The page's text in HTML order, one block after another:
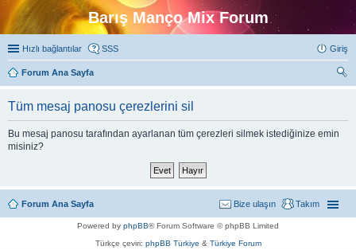
Barış Manço Mix Forum
Hızlı bağlantılar SSS Giriş
Forum Ana Sayfa
Tüm mesaj panosu çerezlerini sil
Bu mesaj panosu tarafından ayarlanan tüm çerezleri silmek istediğinize emin
misiniz?
Forum Ana Sayfa Takım
Bize ulaşın
Powered by phpBB® Forum Software © phpBB Limited
Türkçe çeviri: phpBB Türkiye & Türkiye Forum